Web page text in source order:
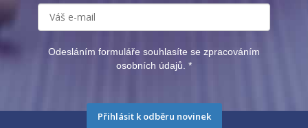
Odesláním formuláře souhlasíte se zpracováním
osobních údajů. *
Přihlásit k odběru novinek